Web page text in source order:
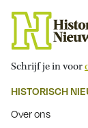
Schrijf je in voor
HISTORISCH
Over ons